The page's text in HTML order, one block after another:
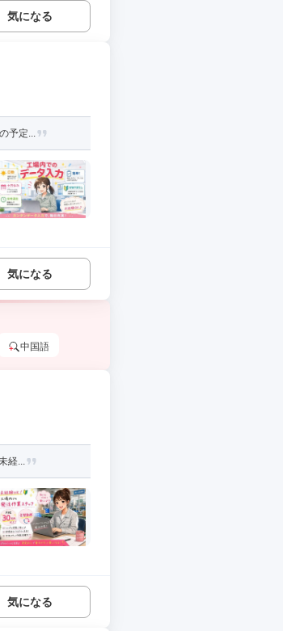
気になる
予定...
気になる
中国語
経...
気になる